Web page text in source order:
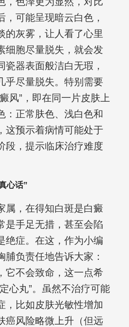
，可能呈现暗云白色，
的灰雾，让人看了心里
细胞尽量脱失，就会发
瓷器表面般洁白无瑕，
乎尽量脱失。特别需要
风”，即在同一片皮肤上
：正常肤色、浅白色和
这预示着病情可能处于
段，提示临床治疗难度
心话”
属，在得知白斑是白癜
是手足无措，甚至会陷
绝症。在这，作为小编
脯负责任地告诉大家：
它不会致命，这一点希
心丸”。虽然不治疗可能
，比如皮肤光敏性增加
癌风险略微上升（但远